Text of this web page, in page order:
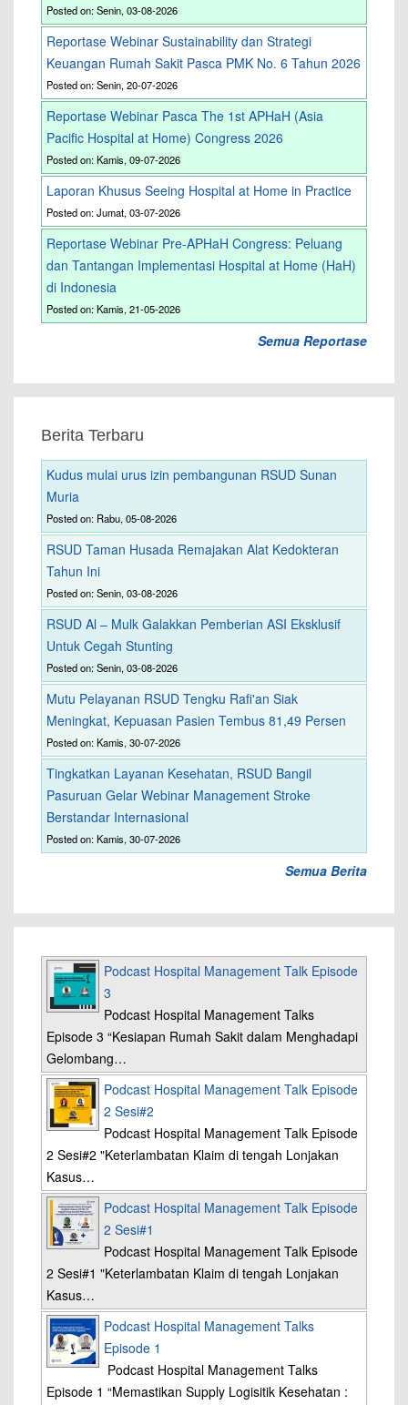
Posted on: Senin, 03-08-2026
Reportase Webinar Sustainability dan Strategi
Keuangan Rumah Sakit Pasca PMK No. 6 Tahun 2026
Posted on: Senin, 20-07-2026
Reportase Webinar Pasca The 1st APHaH (Asia
Pacific Hospital at Home) Congress 2026
Posted on: Kamis, 09-07-2026
Laporan Khusus Seeing Hospital at Home in Practice
Posted on: Jumat, 03-07-2026
Reportase Webinar Pre-APHaH Congress: Peluang
dan Tantangan Implementasi Hospital at Home (HaH)
di Indonesia
Posted on: Kamis, 21-05-2026
Semua Reportase
Berita Terbaru
Kudus mulai urus izin pembangunan RSUD Sunan
Muria
Posted on: Rabu, 05-08-2026
RSUD Taman Husada Remajakan Alat Kedokteran
Tahun Ini
Posted on: Senin, 03-08-2026
RSUD Al – Mulk Galakkan Pemberian ASI Eksklusif
Untuk Cegah Stunting
Posted on: Senin, 03-08-2026
Mutu Pelayanan RSUD Tengku Rafi'an Siak
Meningkat, Kepuasan Pasien Tembus 81,49 Persen
Posted on: Kamis, 30-07-2026
Tingkatkan Layanan Kesehatan, RSUD Bangil
Pasuruan Gelar Webinar Management Stroke
Berstandar Internasional
Posted on: Kamis, 30-07-2026
Semua Berita
Podcast Hospital Management Talk Episode
3
Podcast Hospital Management Talks
Episode 3 “Kesiapan Rumah Sakit dalam Menghadapi
Gelombang…
Podcast Hospital Management Talk Episode
2 Sesi#2
Podcast Hospital Management Talk Episode
2 Sesi#2 "Keterlambatan Klaim di tengah Lonjakan
Kasus…
Podcast Hospital Management Talk Episode
2 Sesi#1
Podcast Hospital Management Talk Episode
2 Sesi#1 "Keterlambatan Klaim di tengah Lonjakan
Kasus…
Podcast Hospital Management Talks
Episode 1
Podcast Hospital Management Talks
Episode 1 “Memastikan Supply Logisitik Kesehatan :